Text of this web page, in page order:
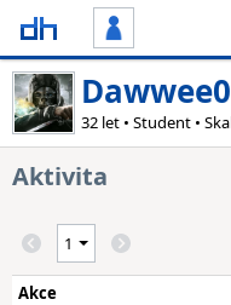
32 let • Student •
Aktivita
Akce